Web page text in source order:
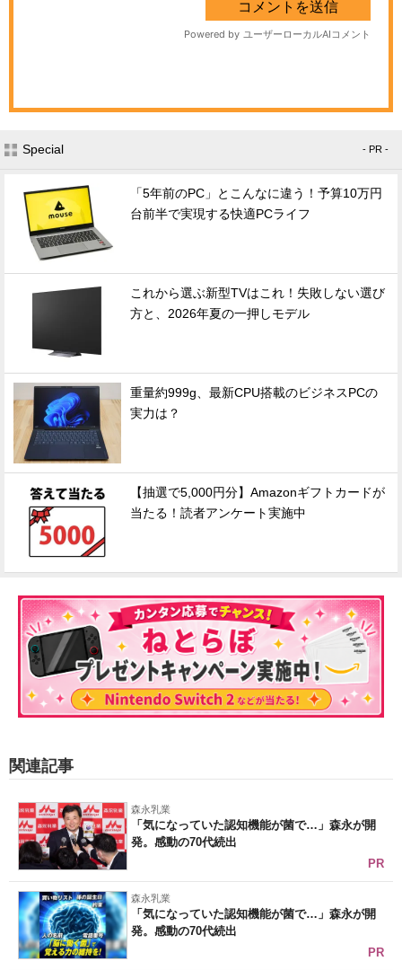
Special - PR -
「5年前のPC」とこんなに違う！予算10万円
台前半で実現する快適PCライフ
これから選ぶ新型TVはこれ！失敗しない選び
方と、2026年夏の一押しモデル
重量約999g、最新CPU搭載のビジネスPCの
実力は？
【抽選で5,000円分】Amazonギフトカードが
当たる！読者アンケート実施中
関連記事
森永乳業
「気になっていた認知機能が菌で…」森永が開
発。感動の70代続出
PR
森永乳業
「気になっていた認知機能が菌で…」森永が開
発。感動の70代続出
PR